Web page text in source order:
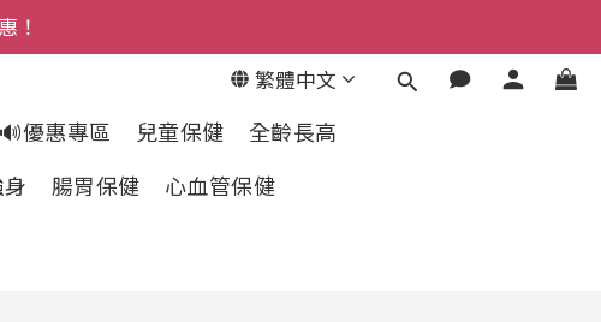
！
繁體中文
🔊優惠專區 兒童保健
全齡長高
腸胃保健
心血管保健